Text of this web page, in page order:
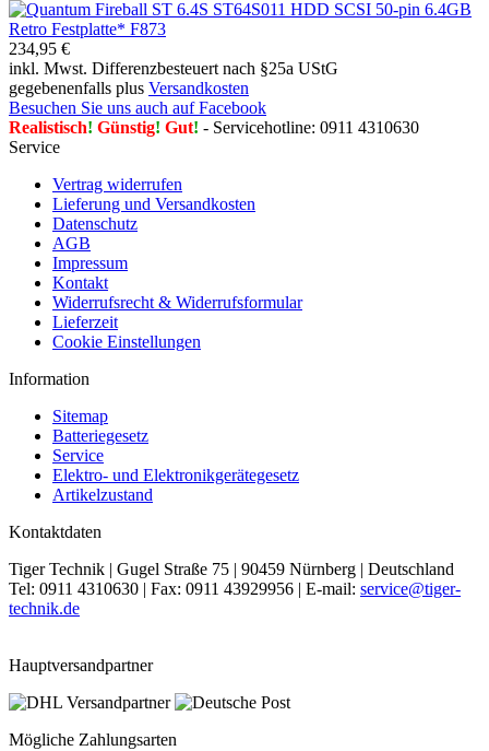
234,95 €
inkl. Mwst. Differenzbesteuert nach §25a UStG
gegebenenfalls plus Versandkosten
Besuchen Sie uns auch auf Facebook
Realistisch! Günstig! Gut! - Servicehotline: 0911 4310630
Service
Vertrag widerrufen
Lieferung und Versandkosten
Datenschutz
AGB
Impressum
Kontakt
Widerrufsrecht & Widerrufsformular
Lieferzeit
Cookie Einstellungen
Information
Sitemap
Batteriegesetz
Service
Elektro- und Elektronikgerätegesetz
Artikelzustand
Kontaktdaten
Tiger Technik | Gugel Straße 75 | 90459 Nürnberg | Deutschland
Tel: 0911 4310630 | Fax: 0911 43929956 | E-mail: service@tiger-
technik.de
Hauptversandpartner
Mögliche Zahlungsarten